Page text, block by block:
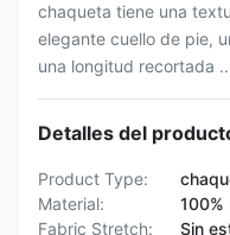
chaqueta tiene una
elegante cuello de pie,
una longitud recortada
Detalles del
Product Type:
Material:
100%
Fabric Stretch:
Sin